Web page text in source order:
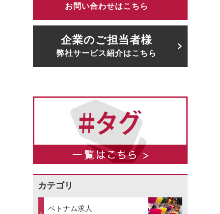
お問い合わせはこちら
企業のご担当者様
弊社サービス紹介はこちら
カテゴリ
ベトナム求人